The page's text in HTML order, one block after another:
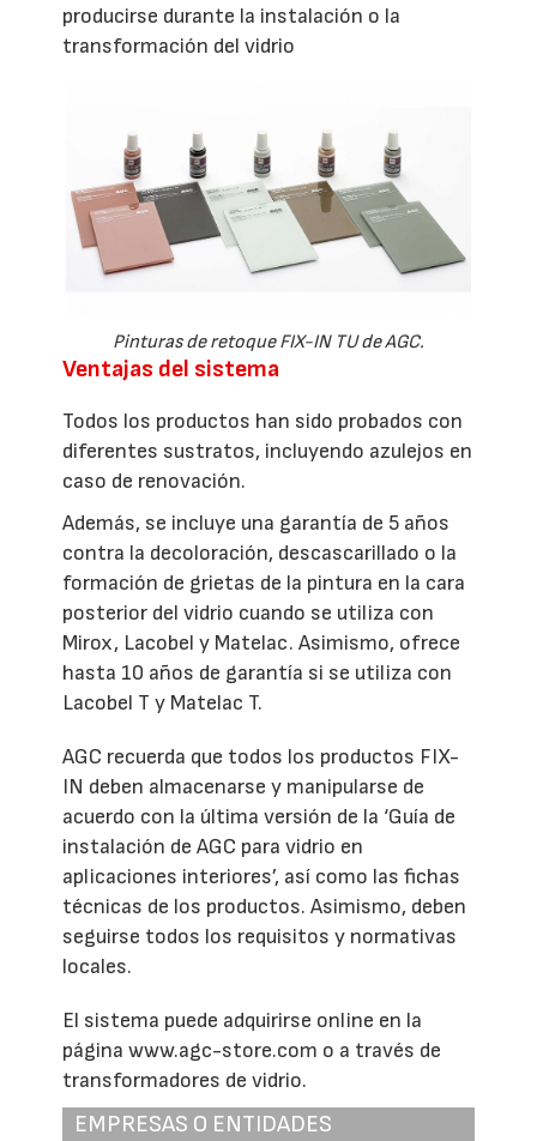
producirse durante la instalación o la
transformación del vidrio
Pinturas de retoque FIX-IN TU de AGC.
Ventajas del sistema
Todos los productos han sido probados con
diferentes sustratos, incluyendo azulejos en
caso de renovación.
Además, se incluye una garantía de 5 años
contra la decoloración, descascarillado o la
formación de grietas de la pintura en la cara
posterior del vidrio cuando se utiliza con
Mirox, Lacobel y Matelac. Asimismo, ofrece
hasta 10 años de garantía si se utiliza con
Lacobel T y Matelac T.
AGC recuerda que todos los productos FIX-
IN deben almacenarse y manipularse de
acuerdo con la última versión de la ‘Guía de
instalación de AGC para vidrio en
aplicaciones interiores’, así como las fichas
técnicas de los productos. Asimismo, deben
seguirse todos los requisitos y normativas
locales.
El sistema puede adquirirse online en la
página www.agc-store.com o a través de
transformadores de vidrio.
EMPRESAS O ENTIDADES